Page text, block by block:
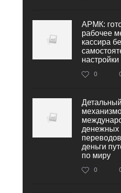
АРМК:
рабочее
кассира
настройки
0
денежных
деньги
по миру
0